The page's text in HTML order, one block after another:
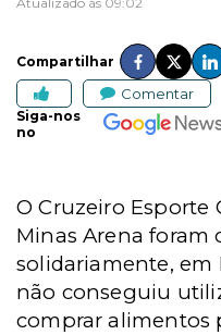
Compartilhar
Comentar
Siga-nos
no
O Cruzeiro Esporte
Minas Arena foram
solidariamente, em
não conseguiu
comprar alimentos